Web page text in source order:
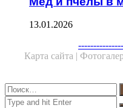
13.01.2026
Карта сайта |
Close
Найти:
Close